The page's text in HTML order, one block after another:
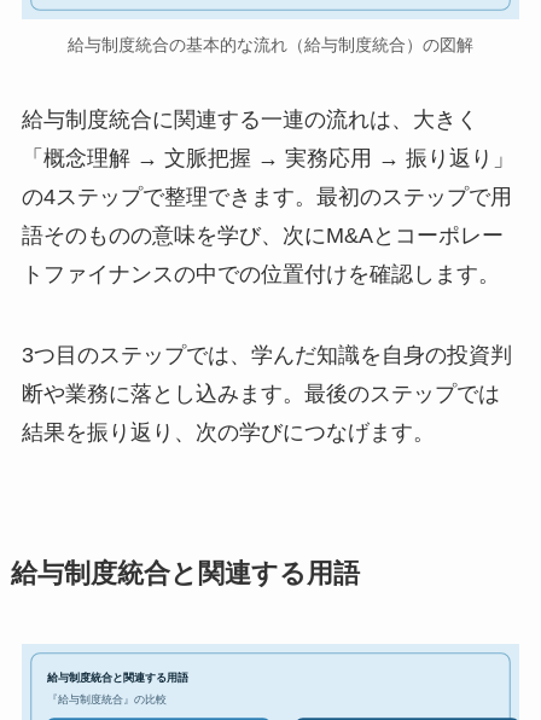
給与制度統合の基本的な流れ（給与制度統合）の図解
給与制度統合に関連する一連の流れは、大きく
「概念理解 → 文脈把握 → 実務応用 → 振り返り」
の4ステップで整理できます。最初のステップで用
語そのものの意味を学び、次にM&Aとコーポレー
トファイナンスの中での位置付けを確認します。
3つ目のステップでは、学んだ知識を自身の投資判
断や業務に落とし込みます。最後のステップでは
結果を振り返り、次の学びにつなげます。
給与制度統合と関連する用語
給与制度統合と関連する用語
『給与制度統合』の比較